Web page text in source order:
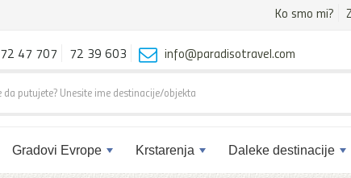
Ko smo mi?
Gradovi Evrope Krstarenja Daleke destinacije
72 47 707 72 39 603 info@paradisotravel.com